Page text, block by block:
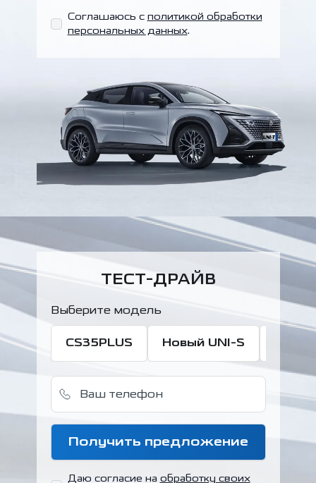
Соглашаюсь с политикой обработки
персональных данных.
ТЕСТ-ДРАЙВ
Выберите модель
CS35PLUS Новый UNI-S
Ваш телефон
Получить предложение
Даю согласие на обработку своих